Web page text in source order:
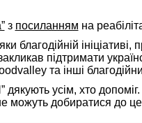
з посиланням на
благодійній
підтримати
та інші
усім, хто
можуть добиратися до